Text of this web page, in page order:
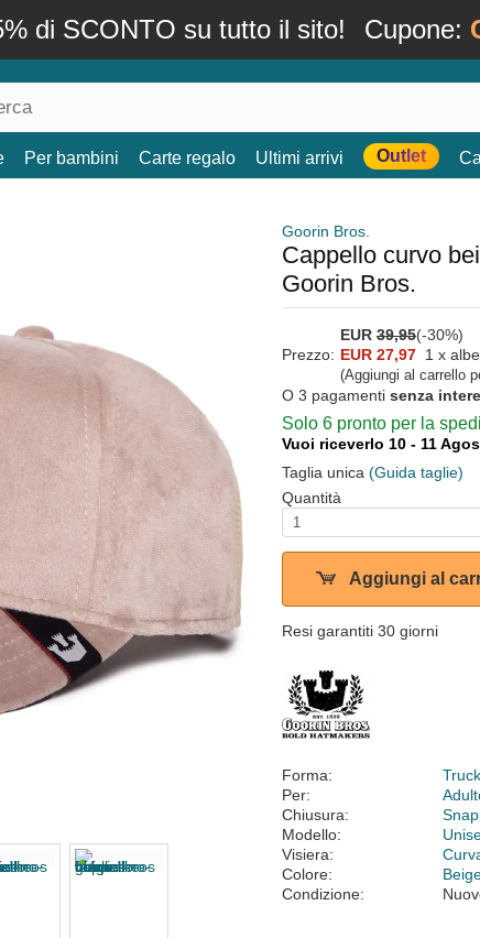
di SCONTO su tutto il sito! Cupone:
Per bambini Carte regalo Ultimi arrivi Outlet
Goorin Bros.
Cappello curvo
Goorin Bros.
EUR 39,95(-30%)
Prezzo: EUR 27,97 1 x
(Aggiungi al carrello
O 3 pagamenti senza
Solo 6 pronto per la
Vuoi riceverlo 10 - 11
Taglia unica (Guida taglie)
Quantità
Aggiungi al
Resi garantiti 30 giorni
Forma:
Per:
Chiusura:
Modello:
Visiera:
Colore:
Condizione: